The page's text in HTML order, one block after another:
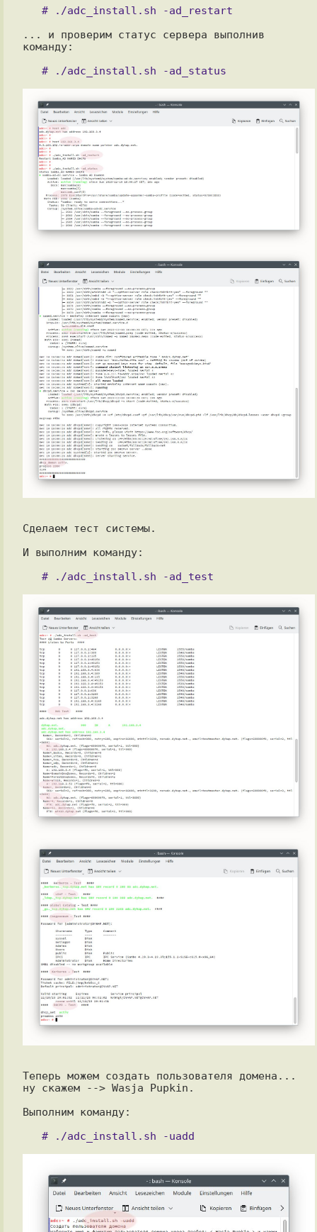
... и проверим статус сервера выполнив
команду:
Сделаем тест системы.
И выполним команду:
Теперь можем создать пользователя домена...
ну скажем --> Wasja Pupkin.
Выполним команду: